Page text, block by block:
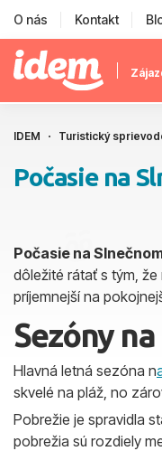
O nás Kontakt
IDEM Turistický
Počasie na
Počasie na
dôležité rátať s tým,
príjemnejší na
Sezóny
Hlavná letná sezóna n
skvelé na pláž, no
Pobrežie je spravidla
pobrežia sú rozdiely